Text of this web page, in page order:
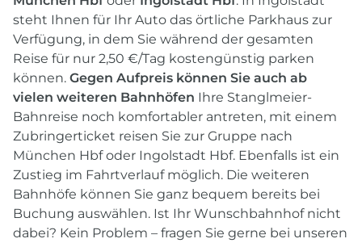
steht Ihnen für Ihr Auto das örtliche Parkhaus zur
Verfügung, in dem Sie während der gesamten
Reise für nur 2,50 €/Tag kostengünstig parken
können. Gegen Aufpreis können Sie auch ab
vielen weiteren Bahnhöfen Ihre Stanglmeier-
Bahnreise noch komfortabler antreten, mit einem
Zubringerticket reisen Sie zur Gruppe nach
München Hbf oder Ingolstadt Hbf. Ebenfalls ist ein
Zustieg im Fahrtverlauf möglich. Die weiteren
Bahnhöfe können Sie ganz bequem bereits bei
Buchung auswählen. Ist Ihr Wunschbahnhof nicht
dabei? Kein Problem – fragen Sie gerne bei unseren